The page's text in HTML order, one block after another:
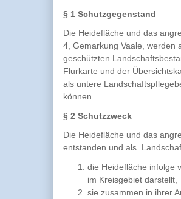
§ 1 Schutzgegenstand
Die Heidefläche und das
4, Gemarkung Vaale, werden
geschützten
Flurkarte und der
als untere
können.
§ 2 Schutzzweck
Die Heidefläche und das
entstanden und als
die Heidefläche infolge
im Kreisgebiet darstellt,
sie zusammen in ihrer